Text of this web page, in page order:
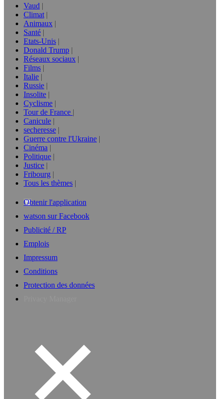
Vaud
Climat
Animaux
Santé
Etats-Unis
Donald Trump
Réseaux sociaux
Films
Italie
Russie
Insolite
Cyclisme
Tour de France
Canicule
secheresse
Guerre contre l'Ukraine
Cinéma
Politique
Justice
Fribourg
Tous les thèmes
Obtenir l'application
watson sur Facebook
Publicité / RP
Emplois
Impressum
Conditions
Protection des données